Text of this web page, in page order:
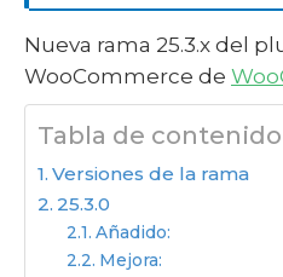
Nueva rama 25.3.x del
WooCommerce de
Tabla de contenido
Versiones de la rama
25.3.0
Añadido:
Mejora: